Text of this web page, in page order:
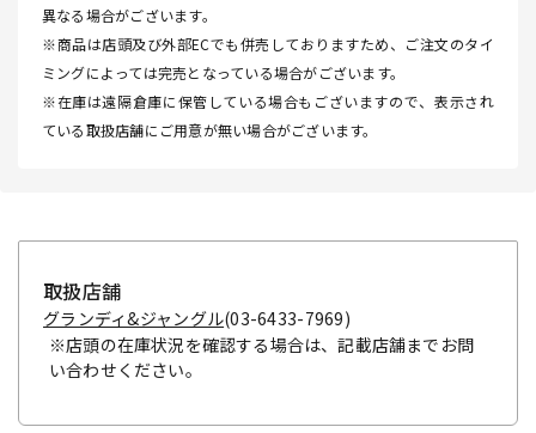
異なる場合がございます。
※商品は店頭及び外部ECでも併売しておりますため、ご注文のタイ
ミングによっては完売となっている場合がございます。
※在庫は遠隔倉庫に保管している場合もございますので、表示され
ている取扱店舗にご用意が無い場合がございます。
取扱店舗
グランディ&ジャングル(03-6433-7969)
※店頭の在庫状況を確認する場合は、記載店舗までお問
い合わせください。